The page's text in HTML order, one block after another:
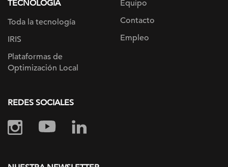
TECNOLOGÍA
Toda la tecnología
IRIS
Plataformas de
Optimización Local
Equipo
Contacto
Empleo
REDES SOCIALES